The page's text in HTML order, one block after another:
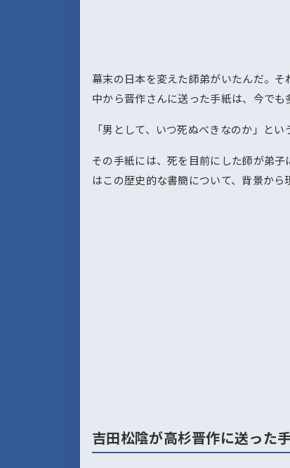
幕末の日本を変えた師弟がいたんだ。
中から晋作さんに送った手紙は、今で
「男として、いつ死ぬべきなのか」と
その手紙には、死を目前にした師が弟
はこの歴史的な書簡について、背景か
吉田松陰が高杉晋作に送った